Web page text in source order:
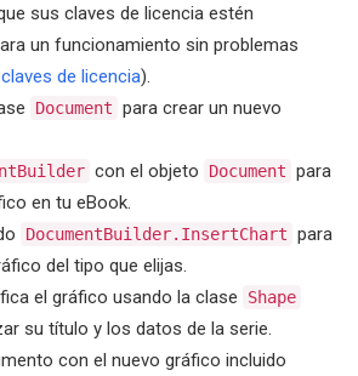
sus claves de licencia estén
un funcionamiento sin problemas
de licencia).
Document para crear un nuevo
con el objeto Document para
en tu eBook.
DocumentBuilder.InsertChart para
del tipo que elijas.
el gráfico usando la clase
Shape
su título y los datos de la serie.
con el nuevo gráfico incluido